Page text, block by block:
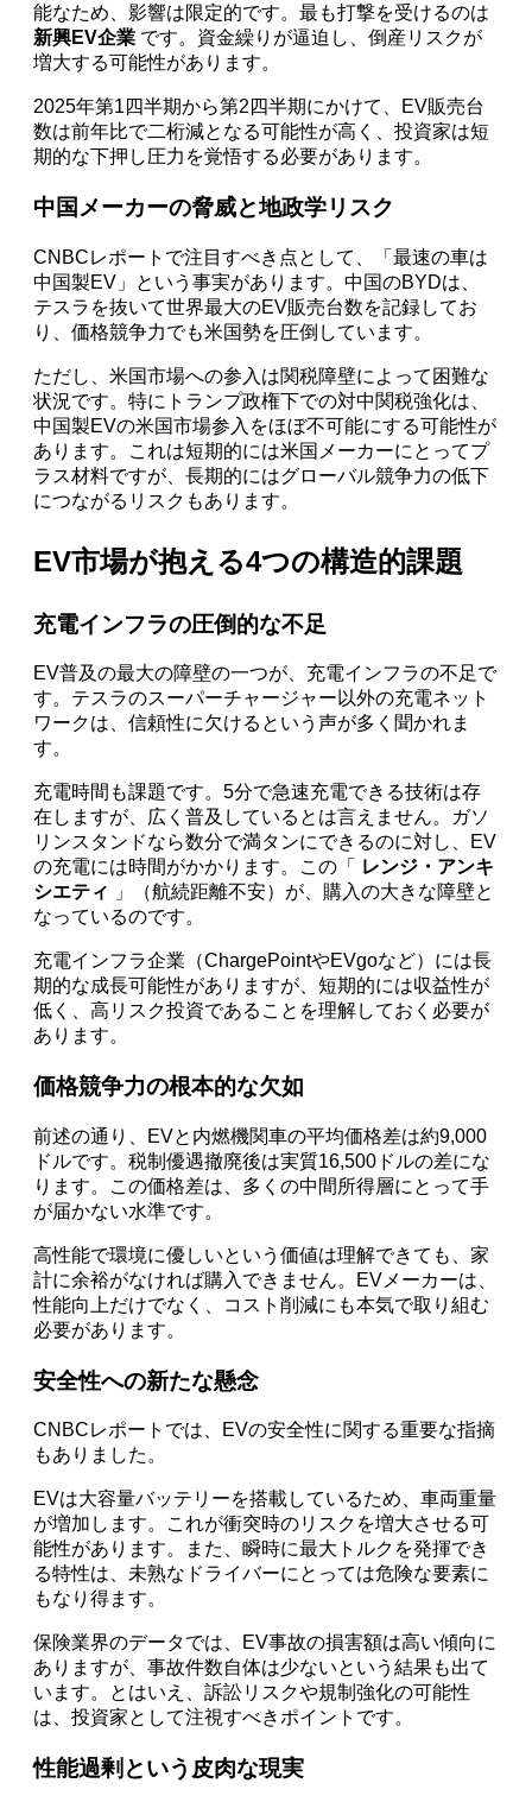
能なため、影響は限定的です。最も打撃を受けるのは
新興EV企業 です。資金繰りが逼迫し、倒産リスクが
増大する可能性があります。
2025年第1四半期から第2四半期にかけて、EV販売台
数は前年比で二桁減となる可能性が高く、投資家は短
期的な下押し圧力を覚悟する必要があります。
中国メーカーの脅威と地政学リスク
CNBCレポートで注目すべき点として、「最速の車は
中国製EV」という事実があります。中国のBYDは、
テスラを抜いて世界最大のEV販売台数を記録してお
り、価格競争力でも米国勢を圧倒しています。
ただし、米国市場への参入は関税障壁によって困難な
状況です。特にトランプ政権下での対中関税強化は、
中国製EVの米国市場参入をほぼ不可能にする可能性が
あります。これは短期的には米国メーカーにとってプ
ラス材料ですが、長期的にはグローバル競争力の低下
につながるリスクもあります。
EV市場が抱える4つの構造的課題
充電インフラの圧倒的な不足
EV普及の最大の障壁の一つが、充電インフラの不足で
す。テスラのスーパーチャージャー以外の充電ネット
ワークは、信頼性に欠けるという声が多く聞かれま
す。
充電時間も課題です。5分で急速充電できる技術は存
在しますが、広く普及しているとは言えません。ガソ
リンスタンドなら数分で満タンにできるのに対し、EV
の充電には時間がかかります。この「 レンジ・アンキ
シエティ
」（航続距離不安）が、購入の大きな障壁と
なっているのです。
充電インフラ企業（ChargePointやEVgoなど）には長
期的な成長可能性がありますが、短期的には収益性が
低く、高リスク投資であることを理解しておく必要が
あります。
価格競争力の根本的な欠如
前述の通り、EVと内燃機関車の平均価格差は約9,000
ドルです。税制優遇撤廃後は実質16,500ドルの差にな
ります。この価格差は、多くの中間所得層にとって手
が届かない水準です。
高性能で環境に優しいという価値は理解できても、家
計に余裕がなければ購入できません。EVメーカーは、
性能向上だけでなく、コスト削減にも本気で取り組む
必要があります。
安全性への新たな懸念
CNBCレポートでは、EVの安全性に関する重要な指摘
もありました。
EVは大容量バッテリーを搭載しているため、車両重量
が増加します。これが衝突時のリスクを増大させる可
能性があります。また、瞬時に最大トルクを発揮でき
る特性は、未熟なドライバーにとっては危険な要素に
もなり得ます。
保険業界のデータでは、EV事故の損害額は高い傾向に
ありますが、事故件数自体は少ないという結果も出て
います。とはいえ、訴訟リスクや規制強化の可能性
は、投資家として注視すべきポイントです。
性能過剰という皮肉な現実